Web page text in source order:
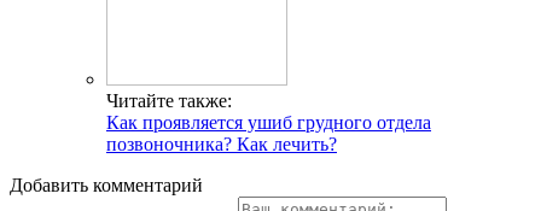
Читайте также:
Как проявляется ушиб грудного отдела
позвоночника? Как лечить?
Добавить комментарий